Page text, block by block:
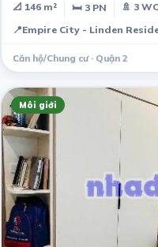
📐 146 m² 🛏 3 PN
🚿 3 WC
📍Empire City - Linden
Căn hộ/Chung cư · Quận 2
Môi giới